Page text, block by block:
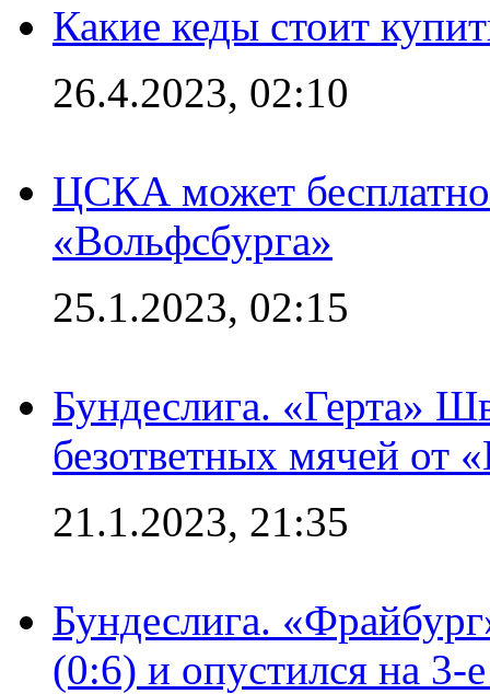
Какие кеды стоит
26.4.2023, 02:10
ЦСКА может
«Вольфсбурга»
25.1.2023, 02:15
Бундеслига. «Герта»
безответных мячей от
21.1.2023, 21:35
Бундеслига.
(0:6) и опустился на 3-